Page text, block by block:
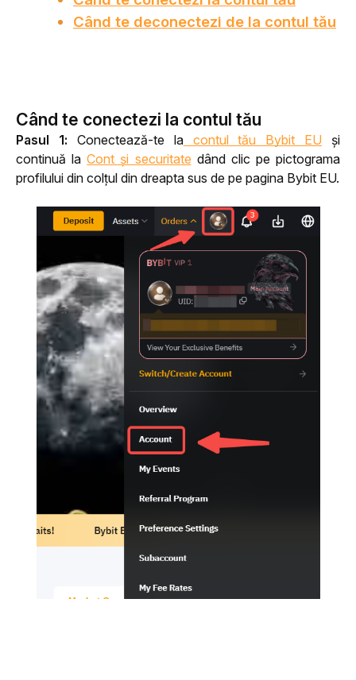
Când te deconectezi de la contul tău
Când te conectezi la contul tău
Pasul 1: Conectează-te la contul tău Bybit EU și
continuă la Cont și securitate dând clic pe pictograma
profilului din colțul din dreapta sus de pe pagina Bybit EU.